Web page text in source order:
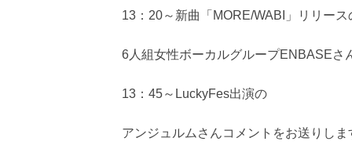
13：20～新曲「MORE/WABI」リリース
6人組女性ボーカルグループENBASEさ
13：45～LuckyFes出演の
アンジュルムさんコメントをお送りしま